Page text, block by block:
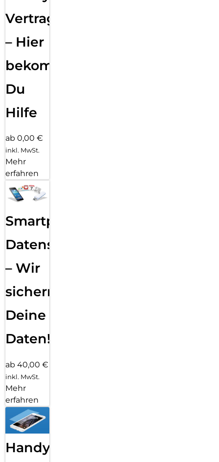
Vertragsabwicklung
– Hier
bekommst
Du
Hilfe
ab 0,00 €
inkl. MwSt.
Mehr
erfahren
Smartphone
Datensicherung
– Wir
sichern
Deine
Daten!
ab 40,00 €
inkl. MwSt.
Mehr
erfahren
Handy